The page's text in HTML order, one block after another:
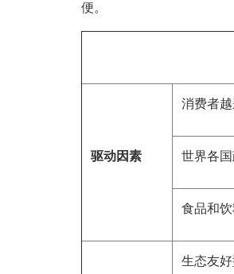
便。
驱动因素
消费者
世界各
食品和
生态友